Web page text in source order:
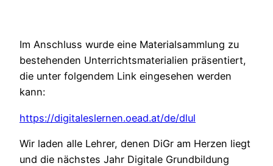
Im Anschluss wurde eine Materialsammlung zu
bestehenden Unterrichtsmaterialien präsentiert,
die unter folgendem Link eingesehen werden
kann:
https://digitaleslernen.oead.at/de/dlul
Wir laden alle Lehrer, denen DiGr am Herzen liegt
und die nächstes Jahr Digitale Grundbildung